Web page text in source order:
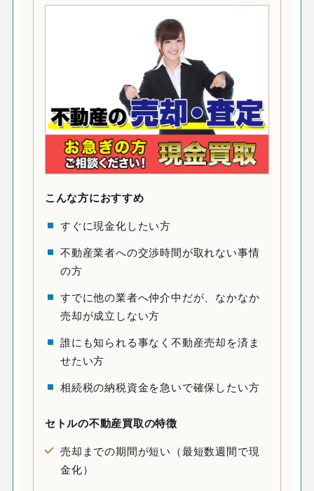
こんな方におすすめ
すぐに現金化したい方
不動産業者への交渉時間が取れない事情
の方
すでに他の業者へ仲介中だが、なかなか
売却が成立しない方
誰にも知られる事なく不動産売却を済ま
せたい方
相続税の納税資金を急いで確保したい方
セトルの不動産買取の特徴
売却までの期間が短い（最短数週間で現
金化）